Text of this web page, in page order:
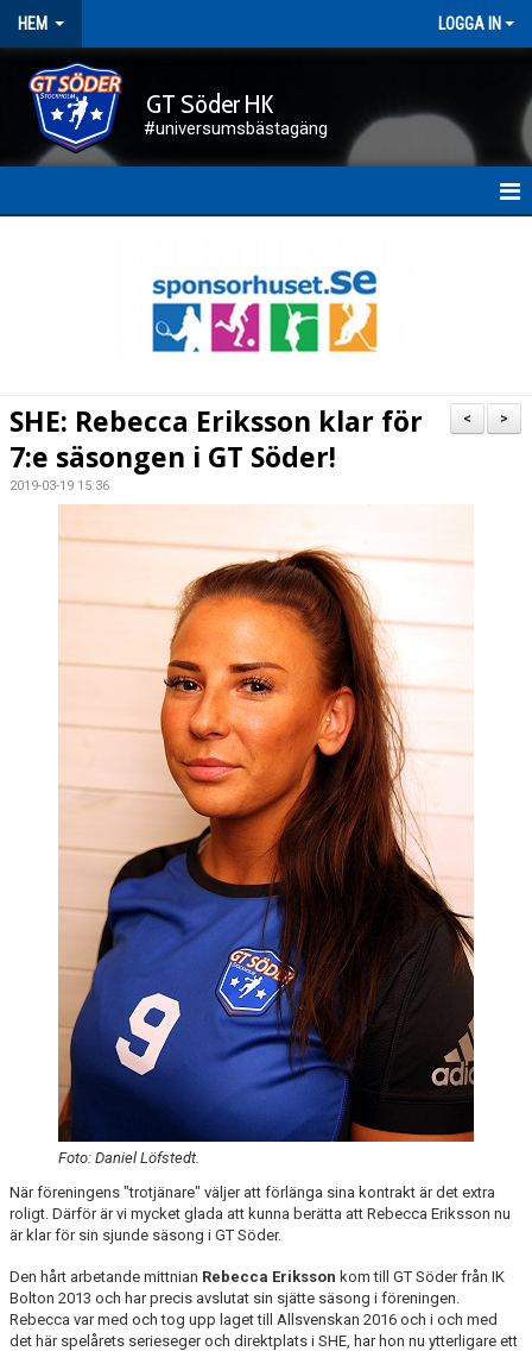
HEM LOGGA IN
GT Söder HK
#universumsbästagäng
KONTAKT
MATCHER
EKEN CUP
>
<
SHE: Rebecca Eriksson klar för
7:e säsongen i GT Söder!
2019-03-19 15:36
Foto: Daniel Löfstedt.
När föreningens "trotjänare" väljer att förlänga sina kontrakt är det extra
roligt. Därför är vi mycket glada att kunna berätta att Rebecca Eriksson nu
är klar för sin sjunde säsong i GT Söder.
Den hårt arbetande mittnian Rebecca Eriksson kom till GT Söder från IK
Bolton 2013 och har precis avslutat sin sjätte säsong i föreningen.
Rebecca var med och tog upp laget till Allsvenskan 2016 och i och med
det här spelårets serieseger och direktplats i SHE, har hon nu ytterligare ett